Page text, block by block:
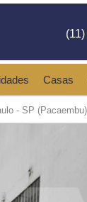
(11)
Casas
- SP (Pacaembu)